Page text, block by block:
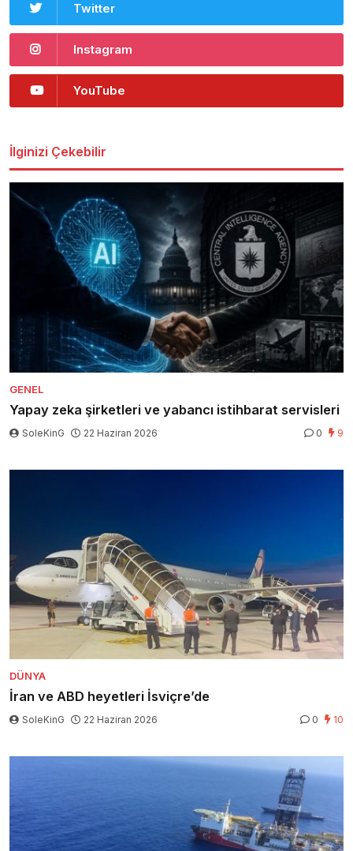
Twitter
Instagram
YouTube
İlginizi Çekebilir
GENEL
Yapay zeka şirketleri ve yabancı istihbarat servisleri
SoleKinG 22 Haziran 2026 0 9
DÜNYA
İran ve ABD heyetleri İsviçre’de
SoleKinG 22 Haziran 2026 0 10